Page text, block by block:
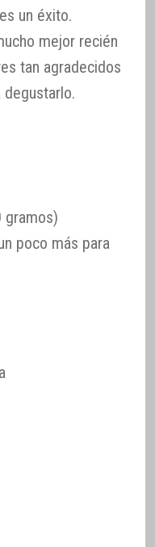
un éxito.
mejor recién
tan agradecidos
degustarlo.
gramos)
poco más para